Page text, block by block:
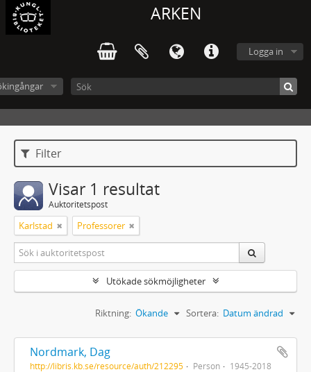
ARKEN
Logga in
Filter
Visar 1 resultat
Auktoritetspost
Karlstad Professorer
Utökade sökmöjligheter
Sortera: Datum ändrad
Riktning: Ökande
Nordmark, Dag
http://libris.kb.se/resource/auth/212295 Person 1945-2018